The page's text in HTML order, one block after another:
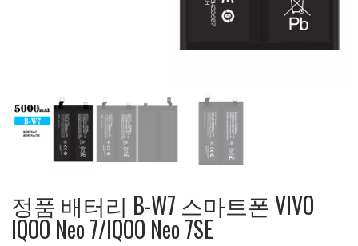
정품 배터리 B-W7 스마트폰 VIVO
IQOO Neo 7/IQOO Neo 7SE